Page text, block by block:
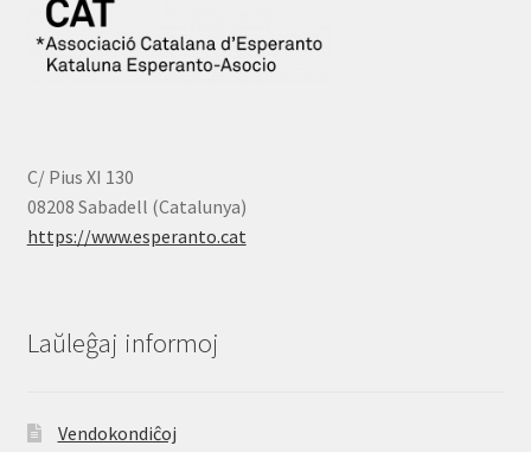
C/ Pius XI 130
08208 Sabadell (Catalunya)
https://www.esperanto.cat
Laŭleĝaj informoj
Vendokondiĉoj